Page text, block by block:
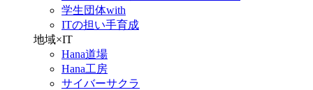
学生団体with
ITの担い手育成
地域×IT
Hana道場
Hana工房
サイバーサクラ